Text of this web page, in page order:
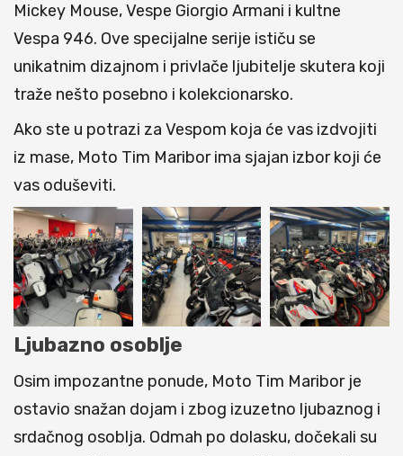
Mickey Mouse, Vespe Giorgio Armani i kultne
Vespa 946. Ove specijalne serije ističu se
unikatnim dizajnom i privlače ljubitelje skutera koji
traže nešto posebno i kolekcionarsko.
Ako ste u potrazi za Vespom koja će vas izdvojiti
iz mase, Moto Tim Maribor ima sjajan izbor koji će
vas oduševiti.
Ljubazno osoblje
Osim impozantne ponude, Moto Tim Maribor je
ostavio snažan dojam i zbog izuzetno ljubaznog i
srdačnog osoblja. Odmah po dolasku, dočekali su